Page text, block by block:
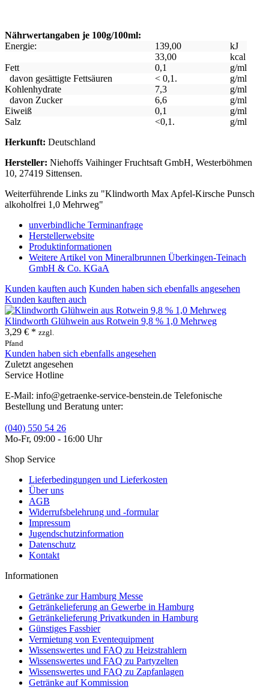
Nährwertangaben je 100g/100ml:
Energie:
139,00
kJ
33,00
kcal
Fett
0,1
g/ml
davon gesättigte Fettsäuren
< 0,1.
g/ml
Kohlenhydrate
7,3
g/ml
davon Zucker
6,6
g/ml
Eiweiß
0,1
g/ml
Salz
<0,1.
g/ml
Herkunft: Deutschland
Hersteller: Niehoffs Vaihinger Fruchtsaft GmbH, Westerböhmen
10, 27419 Sittensen.
Weiterführende Links zu "Klindworth Max Apfel-Kirsche Punsch
alkoholfrei 1,0 Mehrweg"
unverbindliche Terminanfrage
Herstellerwebsite
Produktinformationen
Weitere Artikel von Mineralbrunnen Überkingen-Teinach
GmbH & Co. KGaA
Kunden kauften auch Kunden haben sich ebenfalls angesehen
Kunden kauften auch
Klindworth Glühwein aus Rotwein 9,8 % 1,0 Mehrweg
3,29 € * zzgl.
Pfand
Kunden haben sich ebenfalls angesehen
Zuletzt angesehen
Service Hotline
E-Mail: info@getraenke-service-benstein.de Telefonische
Bestellung und Beratung unter:
(040) 550 54 26
Mo-Fr, 09:00 - 16:00 Uhr
Shop Service
Lieferbedingungen und Lieferkosten
Über uns
AGB
Widerrufsbelehrung und -formular
Impressum
Jugendschutzinformation
Datenschutz
Kontakt
Informationen
Getränke zur Hamburg Messe
Getränkelieferung an Gewerbe in Hamburg
Getränkelieferung Privatkunden in Hamburg
Günstiges Fassbier
Vermietung von Eventequipment
Wissenswertes und FAQ zu Heizstrahlern
Wissenswertes und FAQ zu Partyzelten
Wissenswertes und FAQ zu Zapfanlagen
Getränke auf Kommission